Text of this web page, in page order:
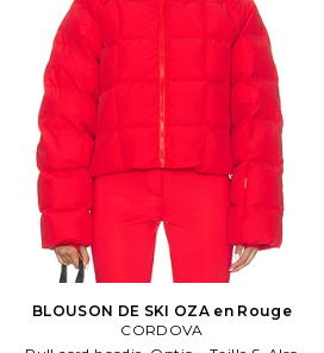
BLOUSON DE SKI OZA en Rouge
CORDOVA